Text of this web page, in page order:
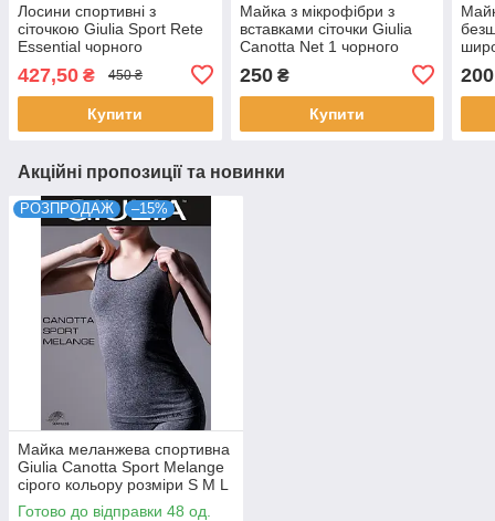
Лосини спортивні з
сіточкою Giulia Sport Rete
Essential чорного
кольорів у розмірі S M L
427,50 ₴ 450 ₴
Купити
Майка з мікрофібри з
вставками сіточки Giulia
Canotta Net 1 чорного
250₴
Купити
200
Акційні пропозиції та новинки
РОЗПРОДАЖ –15%
Майка меланжева спортивна
Giulia Canotta Sport Melange
сірого кольору розміри S M L
Готово до відправки 48 од.